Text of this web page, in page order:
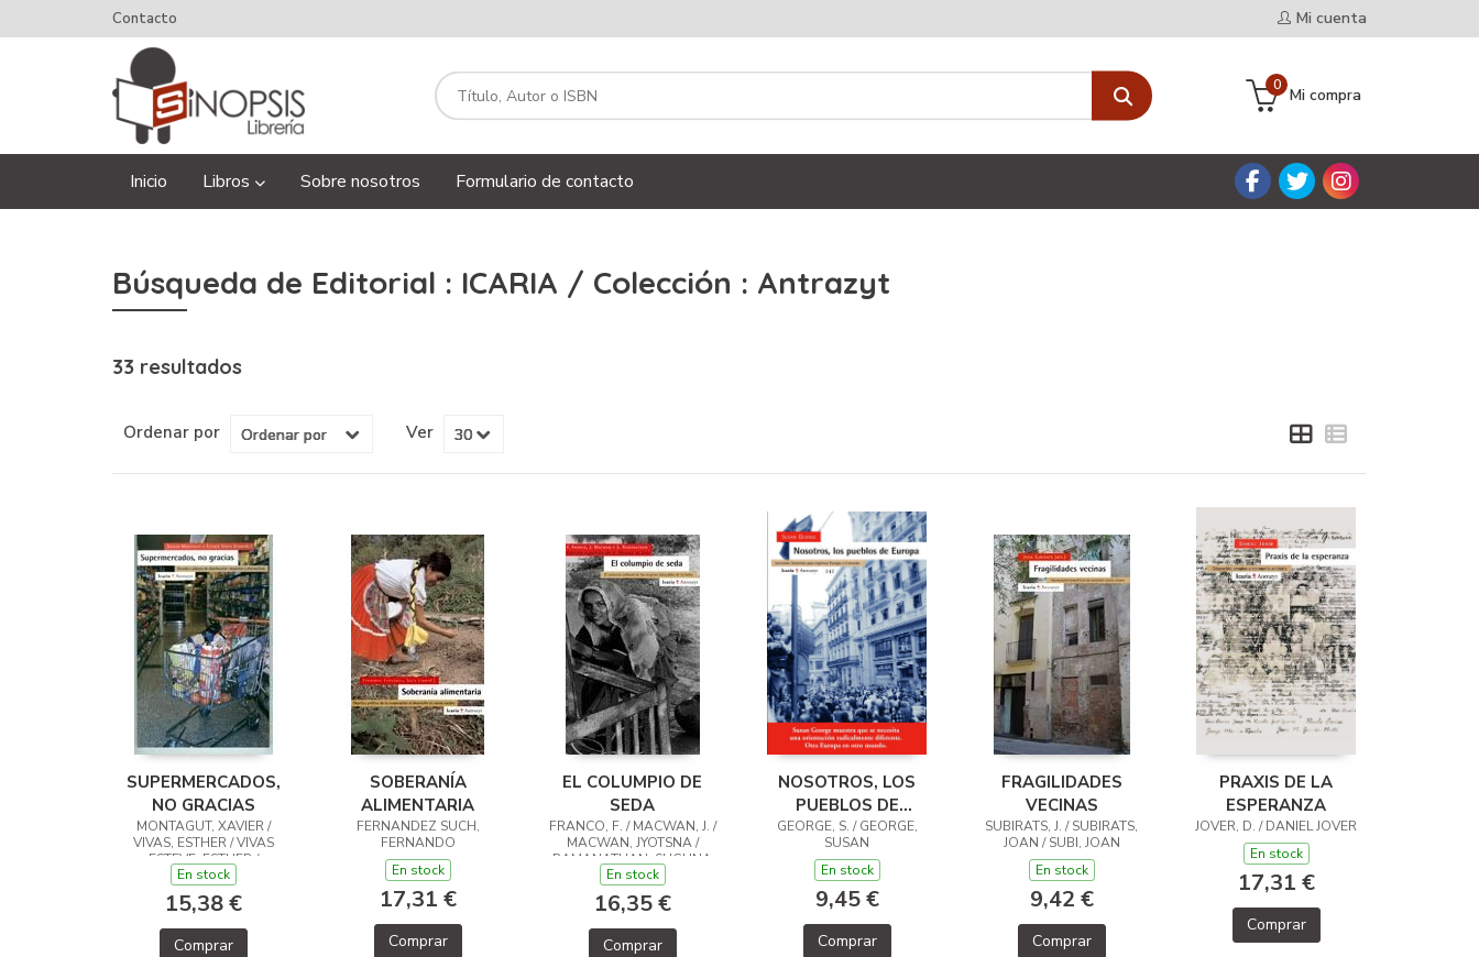
Mi cuenta
Contacto
Mi compra
0
Inicio Libros Sobre nosotros Formulario de contacto
Búsqueda de Editorial : ICARIA / Colección : Antrazyt
33 resultados
Ordenar por Ver
SUPERMERCADOS,
NO GRACIAS
MONTAGUT, XAVIER /
VIVAS, ESTHER / VIVAS
ESTEVE, ESTHER /
MONTAGUT GUIX, XAVIER
En stock
15,38 €
Comprar
SOBERANÍA
ALIMENTARIA
FERNANDEZ SUCH,
FERNANDO
En stock
17,31 €
Comprar
EL COLUMPIO DE
SEDA
FRANCO, F. / MACWAN, J. /
MACWAN, JYOTSNA /
RAMANATHAN, SUGUNA
En stock
16,35 €
Comprar
NOSOTROS, LOS
PUEBLOS DE
EUROPA
GEORGE, S. / GEORGE,
SUSAN
En stock
9,45 €
Comprar
FRAGILIDADES
VECINAS
SUBIRATS, J. / SUBIRATS,
JOAN / SUBI, JOAN
En stock
9,42 €
Comprar
PRAXIS DE LA
ESPERANZA
JOVER, D. / DANIEL JOVER
En stock
17,31 €
Comprar